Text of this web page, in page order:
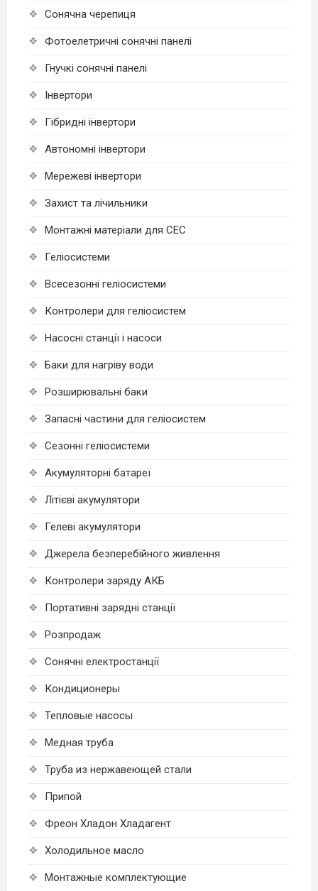
Сонячна черепиця
Фотоелетричні cонячні панелі
Гнучкі cонячні панелі
Інвертори
Гібридні інвертори
Автономні інвертори
Мережеві інвертори
Захист та лічильники
Монтажні матеріали для СЕС
Геліосистеми
Всесезонні геліосистеми
Контролери для геліосистем
Насосні станції і насоси
Баки для нагріву води
Розширювальні баки
Запасні частини для геліосистем
Сезонні геліосистеми
Акумуляторні батареї
Літієві акумулятори
Гелеві акумулятори
Джерела безперебійного живлення
Контролери заряду АКБ
Портативні зарядні станції
Розпродаж
Cонячні електростанції
Кондиционеры
Тепловые насосы
Медная труба
Труба из нержавеющей стали
Припой
Фреон Хладон Хладагент
Холодильное масло
Монтажные комплектующие